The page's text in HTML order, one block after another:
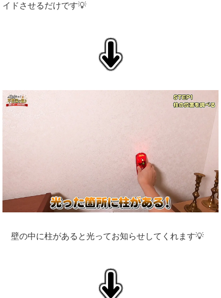
イドさせるだけです💡
↓
壁の中に柱があると光ってお知らせしてくれます💡
↓